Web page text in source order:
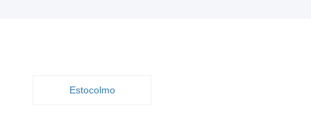
Estocolmo